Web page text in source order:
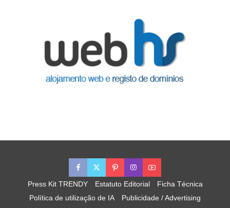
Press Kit TRENDY Estatuto Editorial
Ficha Técnica
Política de utilização de IA
Publicidade / Advertising